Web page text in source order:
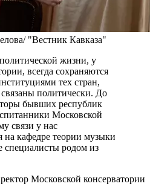
"Вестник Кавказа"
жизни, у
всегда сохраняются
тех стран,
политически. До
бывших республик
Московской
связи у нас
кафедре теории музыки
специалисты родом из
Московской консерватории